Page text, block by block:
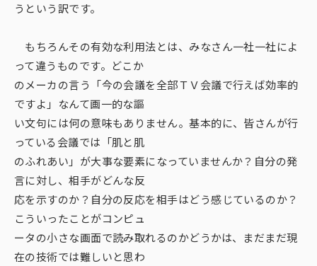
うという訳です。
もちろんその有効な利用法とは、みなさん一社一社によ
って違うものです。どこか
のメーカの言う「今の会議を全部ＴＶ会議で行えば効率的
ですよ」なんて画一的な謳
い文句には何の意味もありません。基本的に、皆さんが行
っている会議では「肌と肌
のふれあい」が大事な要素になっていませんか？自分の発
言に対し、相手がどんな反
応を示すのか？自分の反応を相手はどう感じているのか？
こういったことがコンピュ
ータの小さな画面で読み取れるのかどうかは、まだまだ現
在の技術では難しいと思わ